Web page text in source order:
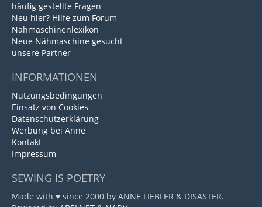
häufig gestellte Fragen
Neu hier? Hilfe zum Forum
Nähmaschinenlexikon
Neue Nähmaschine gesucht
unsere Partner
INFORMATIONEN
Nutzungsbedingungen
Einsatz von Cookies
Datenschutzerklärung
Werbung bei Anne
Kontakt
Impressum
SEWING IS POETRY
Made with ♥ since 2000 by ANNE LIEBLER & DISASTER.